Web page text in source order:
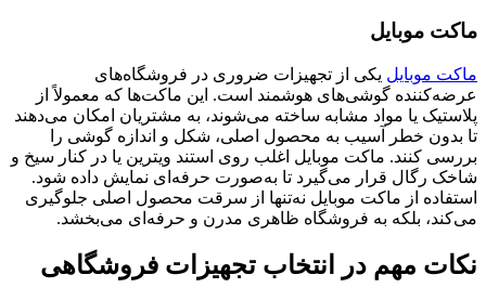
ماکت موبایل
ماکت موبایل یکی از تجهیزات ضروری در فروشگاه‌های
عرضه‌کننده گوشی‌های هوشمند است. این ماکت‌ها که معمولاً از
پلاستیک یا مواد مشابه ساخته می‌شوند، به مشتریان امکان می‌دهند
تا بدون خطر آسیب به محصول اصلی، شکل و اندازه گوشی را
بررسی کنند. ماکت موبایل اغلب روی استند ویترین یا در کنار سیخ و
شاخک رگال قرار می‌گیرد تا به‌صورت حرفه‌ای نمایش داده شود.
استفاده از ماکت موبایل نه‌تنها از سرقت محصول اصلی جلوگیری
می‌کند، بلکه به فروشگاه ظاهری مدرن و حرفه‌ای می‌بخشد.
نکات مهم در انتخاب تجهیزات فروشگاهی